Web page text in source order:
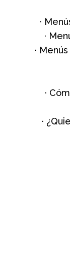
·
·
·
·
·